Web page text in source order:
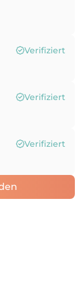
Verifiziert
Verifiziert
Verifiziert